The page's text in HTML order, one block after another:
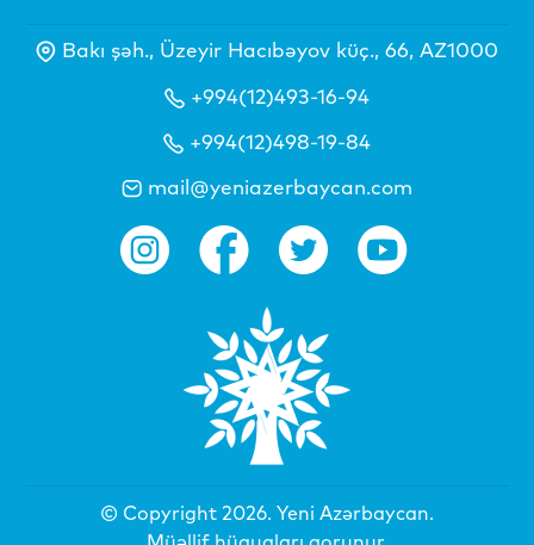
Bakı şəh., Üzeyir Hacıbəyov küç., 66, AZ1000
+994(12)493-16-94
+994(12)498-19-84
mail@yeniazerbaycan.com
© Copyright 2026. Yeni Azərbaycan.